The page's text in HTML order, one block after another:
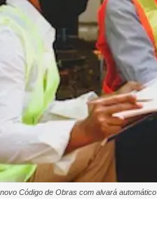
Código de Obras com alvará automático